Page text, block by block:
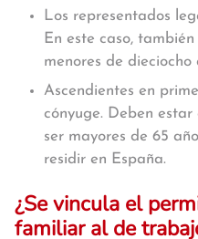
Los representados
En este caso,
menores de
Ascendientes en
cónyuge. Deben
ser mayores de 65
residir en España.
¿Se vincula el
familiar al de